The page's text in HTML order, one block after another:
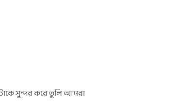
সুন্দর করে তুলি আমরা